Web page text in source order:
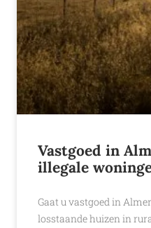
Vastgoed in
illegale
Gaat u vastgoed in
losstaande huizen in